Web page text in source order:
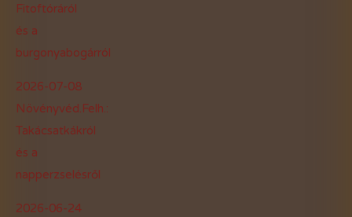
Fitoftóráról
és a
burgonyabogárról
2026-07-08
Növényvéd.Felh.:
Takácsatkákról
és a
napperzselésről
2026-06-24